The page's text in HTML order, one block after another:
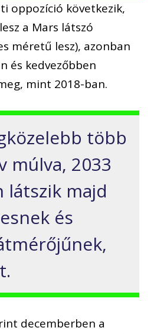
oppozíció következik,
a Mars látszó
méretű lesz), azonban
és kedvezőbben
mint 2018-ban.
több
múlva, 2033
látszik majd
és
decemberben a